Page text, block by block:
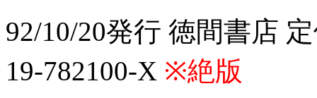
92/10/20発行 徳間書店
19-782100-X ※絶版